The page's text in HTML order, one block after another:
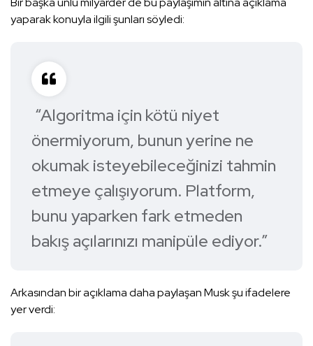
yaparak konuyla ilgili şunları söyledi:
“Algoritma için kötü niyet
önermiyorum, bunun yerine ne
okumak isteyebileceğinizi tahmin
etmeye çalışıyorum. Platform,
bunu yaparken fark etmeden
bakış açılarınızı manipüle ediyor.”
Arkasından bir açıklama daha paylaşan Musk şu ifadelere
yer verdi: